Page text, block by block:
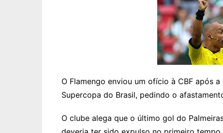
O Flamengo enviou um ofício à CBF após
Supercopa do Brasil, pedindo o
O clube alega que o último gol do